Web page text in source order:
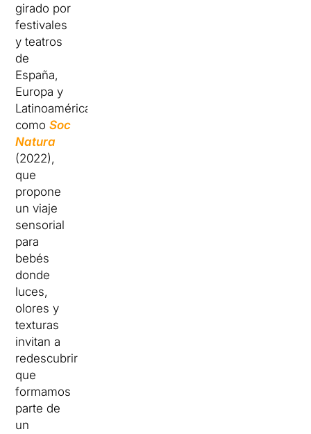
girado por
festivales
y teatros
de
España,
Europa y
Latinoamérica,
comoSoc
Natura
(2022),
que
propone
un viaje
sensorial
para
bebés
donde
luces,
olores y
texturas
invitan a
redescubrir
que
formamos
parte de
un